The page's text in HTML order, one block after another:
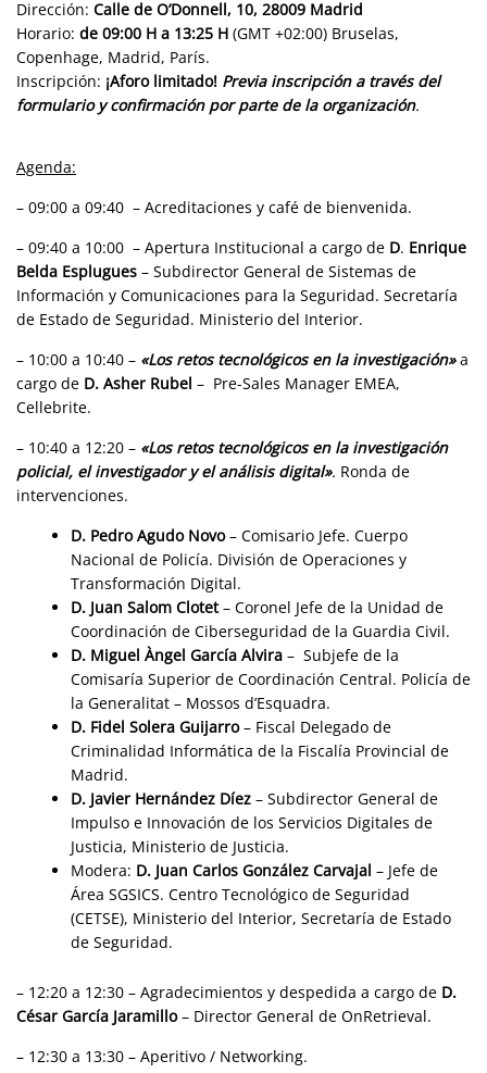
Dirección: Calle de O’Donnell, 10, 28009 Madrid
Horario: de 09:00 H a 13:25 H (GMT +02:00) Bruselas,
Copenhage, Madrid, París.
Inscripción: ¡Aforo limitado! Previa inscripción a través del
formulario y confirmación por parte de la organización.
Agenda:
– 09:00 a 09:40 – Acreditaciones y café de bienvenida.
– 09:40 a 10:00 – Apertura Institucional a cargo de D. Enrique
Belda Esplugues – Subdirector General de Sistemas de
Información y Comunicaciones para la Seguridad. Secretaría
de Estado de Seguridad. Ministerio del Interior.
– 10:00 a 10:40 – «Los retos tecnológicos en la investigación»a
cargo de D. Asher Rubel – Pre-Sales Manager EMEA,
Cellebrite.
– 10:40 a 12:20 – «Los retos tecnológicos en la investigación
policial, el investigador y el análisis digital». Ronda de
intervenciones.
D. Pedro Agudo Novo– Comisario Jefe. Cuerpo
Nacional de Policía. División de Operaciones y
Transformación Digital.
D. Juan Salom Clotet– Coronel Jefe de la Unidad de
Coordinación de Ciberseguridad de la Guardia Civil.
D. Miguel Àngel García Alvira – Subjefe de la
Comisaría Superior de Coordinación Central. Policía de
la Generalitat – Mossos d’Esquadra.
D. Fidel Solera Guijarro– Fiscal Delegado de
Criminalidad Informática de la Fiscalía Provincial de
Madrid.
D. Javier Hernández Díez – Subdirector General de
Impulso e Innovación de los Servicios Digitales de
Justicia, Ministerio de Justicia.
Modera: D. Juan Carlos González Carvajal – Jefe de
Área SGSICS. Centro Tecnológico de Seguridad
(CETSE), Ministerio del Interior, Secretaría de Estado
de Seguridad.
– 12:20 a 12:30 – Agradecimientos y despedida a cargo de D.
César García Jaramillo– Director General de OnRetrieval.
– 12:30 a 13:30 – Aperitivo / Networking.